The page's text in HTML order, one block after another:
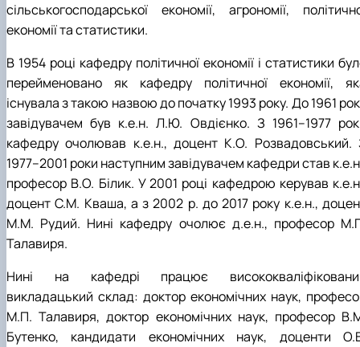
сільськогосподарської економії, агрономії,
економії та статистики.
В 1954 році кафедру політичної економії і статистики
перейменовано як кафедру політичної економії,
існувала з такою назвою до початку 1993 року. До 1961
завідувачем був к.е.н. Л.Ю. Овдієнко. З 1961–1977
кафедру очолював к.е.н., доцент К.О. Розвадовський.
1977–2001 роки наступним завідувачем кафедри став
професор В.О. Білик. У 2001 році кафедрою керував
доцент С.М. Кваша, а з 2002 р. до 2017 року к.е.н.,
М.М. Рудий. Нині кафедру очолює д.е.н., професор
Талавиря.
Нині на кафедрі працює
викладацький склад: доктор економічних наук,
М.П. Талавиря, доктор економічних наук, професор
Бутенко, кандидати економічних наук, доценти